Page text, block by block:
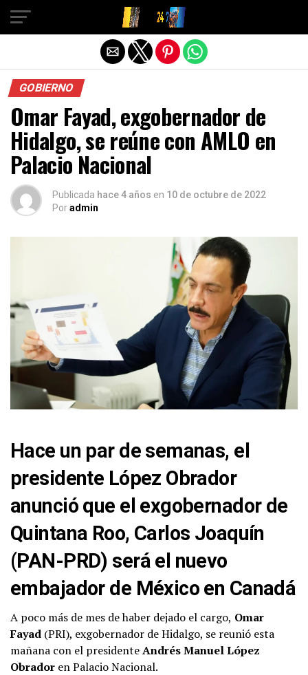
GOBIERNO
Omar Fayad, exgobernador de
Hidalgo, se reúne con AMLO en
Palacio Nacional
Publicada hace 4 años en 10 de octubre de 2022
Poradmin
Hace un par de semanas, el
presidente López Obrador
anunció que el exgobernador de
Quintana Roo, Carlos Joaquín
(PAN-PRD) será el nuevo
embajador de México en Canadá
A poco más de mes de haber dejado el cargo, Omar
Fayad (PRI), exgobernador de Hidalgo, se reunió esta
mañana con el presidenteAndrés Manuel López
Obrador en Palacio Nacional.
Salir de la versión móvil